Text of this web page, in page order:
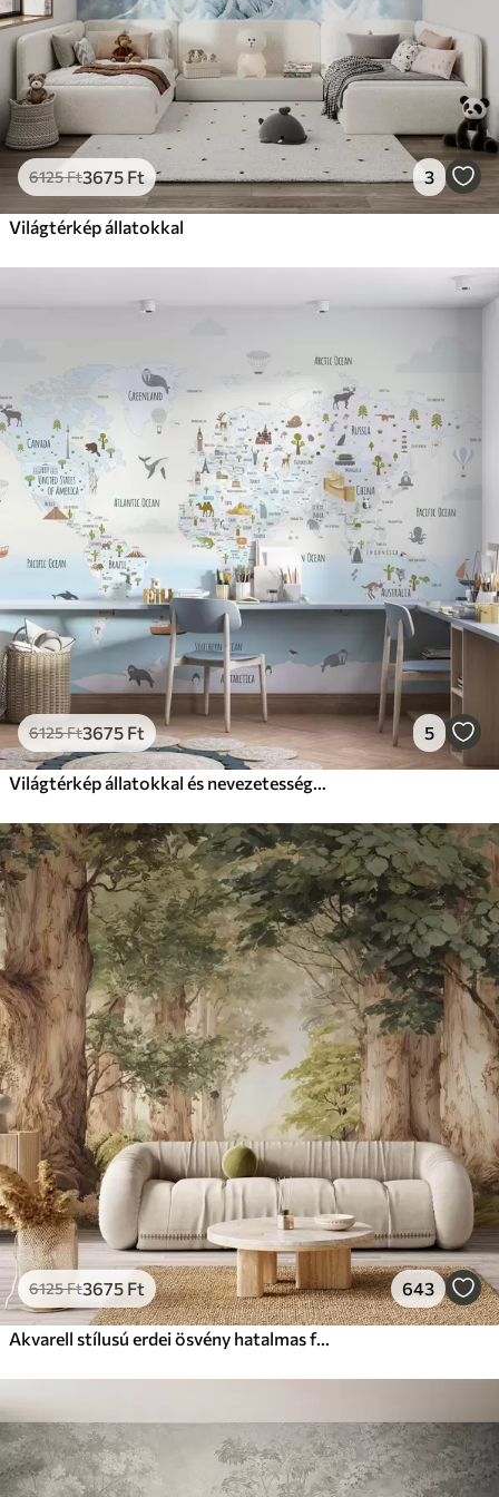
Prémium vinil
1820810925Ft/m²
Peel and Stick
2266613600Ft
6125Ft3675 Ft 3
Világtérkép állatokkal
6125Ft3675 Ft 5
6125Ft3675 Ft 643
Akvarell stílusú erdei ösvény hatalmas fák között